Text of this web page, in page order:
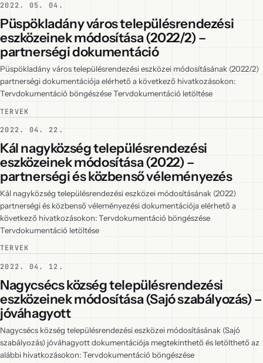
2022. 05. 04.
Püspökladány város településrendezési
eszközeinek módosítása (2022/2) –
partnerségi dokumentáció
Püspökladány város településrendezési eszközei módosításának (2022/2)
partnerségi dokumentációja elérhető a következő hivatkozásokon:
Tervdokumentáció böngészése Tervdokumentáció letöltése
TERVEK
2022. 04. 22.
Kál nagyközség településrendezési
eszközeinek módosítása (2022) –
partnerségi és közbenső véleményezés
Kál nagyközség településrendezési eszközei módosításának (2022)
partnerségi és közbenső véleményezési dokumentációja elérhető a
következő hivatkozásokon: Tervdokumentáció böngészése
Tervdokumentáció letöltése
TERVEK
2022. 04. 12.
Nagycsécs község településrendezési
eszközeinek módosítása (Sajó szabályozás) –
jóváhagyott
Nagycsécs község településrendezési eszközei módosításának (Sajó
szabályozás) jóváhagyott dokumentációja megtekinthető és letölthető az
alábbi hivatkozásokon: Tervdokumentáció böngészése